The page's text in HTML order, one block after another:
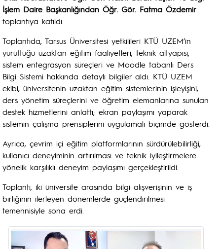
İşlem Daire Başkanlığından Öğr. Gör. Fatma Özdemir
toplantıya katıldı.
Toplantıda, Tarsus Üniversitesi yetkilileri KTÜ UZEM’in
yürüttüğü uzaktan eğitim faaliyetleri, teknik altyapısı,
sistem entegrasyon süreçleri ve Moodle tabanlı Ders
Bilgi Sistemi hakkında detaylı bilgiler aldı. KTÜ UZEM
ekibi, üniversitenin uzaktan eğitim sistemlerinin işleyişini,
ders yönetim süreçlerini ve öğretim elemanlarına sunulan
destek hizmetlerini anlattı; ekran paylaşımı yaparak
sistemin çalışma prensiplerini uygulamalı biçimde gösterdi.
Ayrıca, çevrim içi eğitim platformlarının sürdürülebilirliği,
kullanıcı deneyiminin artırılması ve teknik iyileştirmelere
yönelik karşılıklı deneyim paylaşımı gerçekleştirildi.
Toplantı, iki üniversite arasında bilgi alışverişinin ve iş
birliğinin ilerleyen dönemlerde güçlendirilmesi
temennisiyle sona erdi.